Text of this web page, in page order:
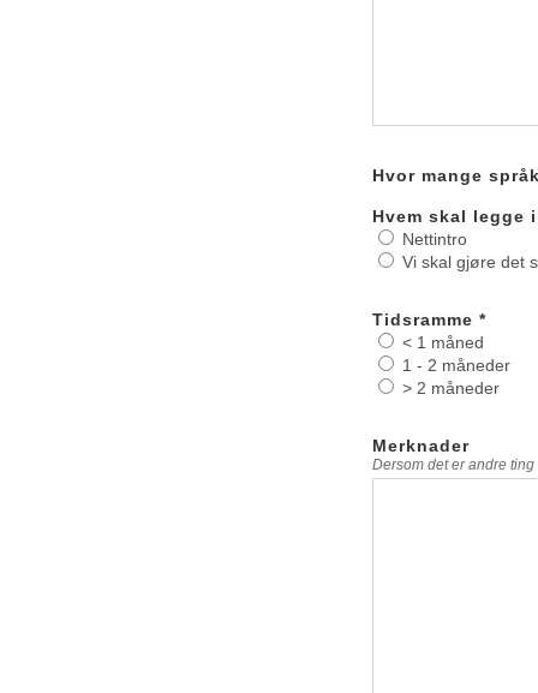
Hvor mange
Hvem skal legge
Nettintro
Vi skal gjøre det
Tidsramme *
< 1 måned
1 - 2 måneder
> 2 måneder
Merknader
Dersom det er andre